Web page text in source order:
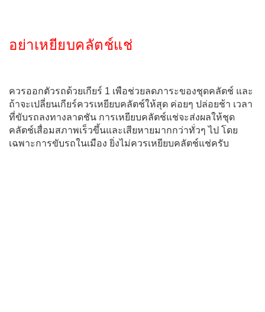
อย่าเหยียบคลัตช์แช่
ควรออกตัวรถด้วยเกียร์ 1 เพือช่วยลดภาระของชุดคลัตช์ และ
ถ้าจะเปลี่ยนเกียร์ควรเหยียบคลัตช์ให้สุด ค่อยๆ ปล่อยช้า เวลา
ที่ขับรถลงทางลาดชัน การเหยียบคลัตช์แช่จะส่งผลให้ชุด
คลัตช์เสื่อมสภาพเร็วขึ้นและเสียหายมากกว่าทั่วๆ ไป โดย
เฉพาะการขับรถในเมือง ยิ่งไม่ควรเหยียบคลัตช์แช่ครับ